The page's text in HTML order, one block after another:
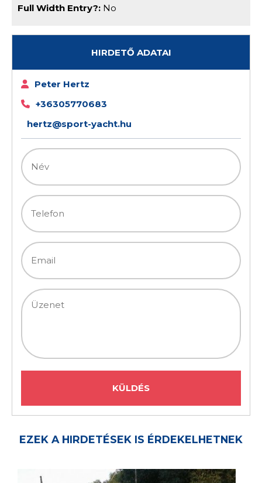
Full Width Entry?: No
HIRDETŐ ADATAI
Peter Hertz
+36305770683
hertz@sport-yacht.hu
EZEK A HIRDETÉSEK IS ÉRDEKELHETNEK